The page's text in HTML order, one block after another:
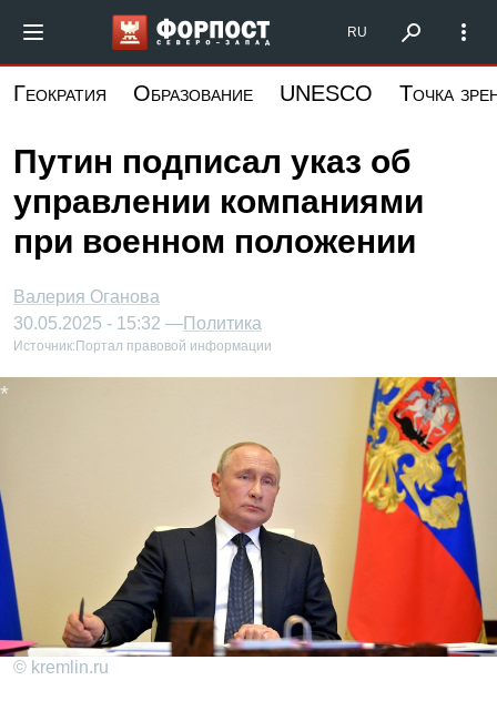
основному
Форпост Северо-Запад
RU
Геократия Образование UNESCO Точка
Путин подписал указ об
управлении компаниями
при военном положении
Валерия Оганова
30.05.2025 - 15:32 —Политика
Источник: Портал правовой информации
© kremlin.ru